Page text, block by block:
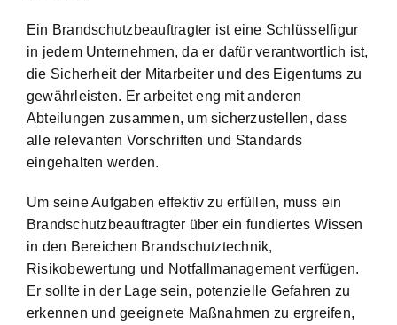
Ein Brandschutzbeauftragter ist eine Schlüsselfigur
in jedem Unternehmen, da er dafür verantwortlich ist,
die Sicherheit der Mitarbeiter und des Eigentums zu
gewährleisten. Er arbeitet eng mit anderen
Abteilungen zusammen, um sicherzustellen, dass
alle relevanten Vorschriften und Standards
eingehalten werden.
Um seine Aufgaben effektiv zu erfüllen, muss ein
Brandschutzbeauftragter über ein fundiertes Wissen
in den Bereichen Brandschutztechnik,
Risikobewertung und Notfallmanagement verfügen.
Er sollte in der Lage sein, potenzielle Gefahren zu
erkennen und geeignete Maßnahmen zu ergreifen,